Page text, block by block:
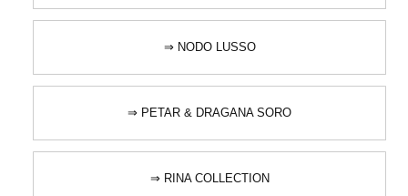
⇒ NODO LUSSO
⇒ PETAR & DRAGANA SORO
⇒ RINA COLLECTION